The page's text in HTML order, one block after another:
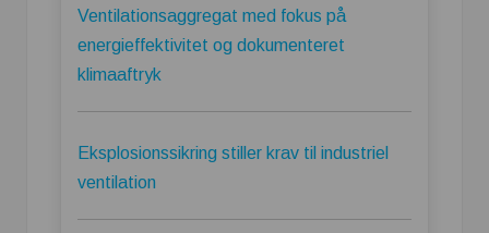
Ventilationsaggregat med fokus på
energieffektivitet og dokumenteret
klimaaftryk
Eksplosionssikring stiller krav til industriel
ventilation